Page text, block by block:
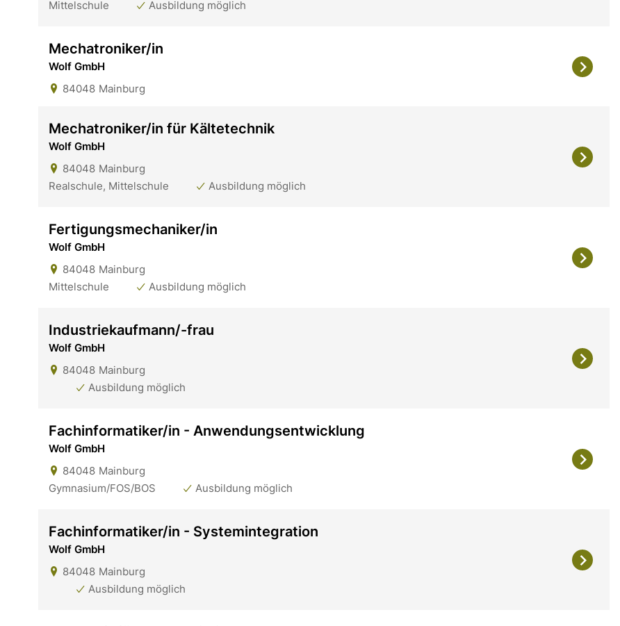
Mittelschule
Ausbildung möglich
Mechatroniker/in
Wolf GmbH
84048 Mainburg
Mechatroniker/in für Kältetechnik
Wolf GmbH
84048 Mainburg
Realschule, Mittelschule
Ausbildung möglich
Fertigungsmechaniker/in
Wolf GmbH
84048 Mainburg
Mittelschule
Ausbildung möglich
Industriekaufmann/-frau
Wolf GmbH
84048 Mainburg
Ausbildung möglich
Fachinformatiker/in - Anwendungsentwicklung
Wolf GmbH
84048 Mainburg
Gymnasium/FOS/BOS
Ausbildung möglich
Fachinformatiker/in - Systemintegration
Wolf GmbH
84048 Mainburg
Ausbildung möglich